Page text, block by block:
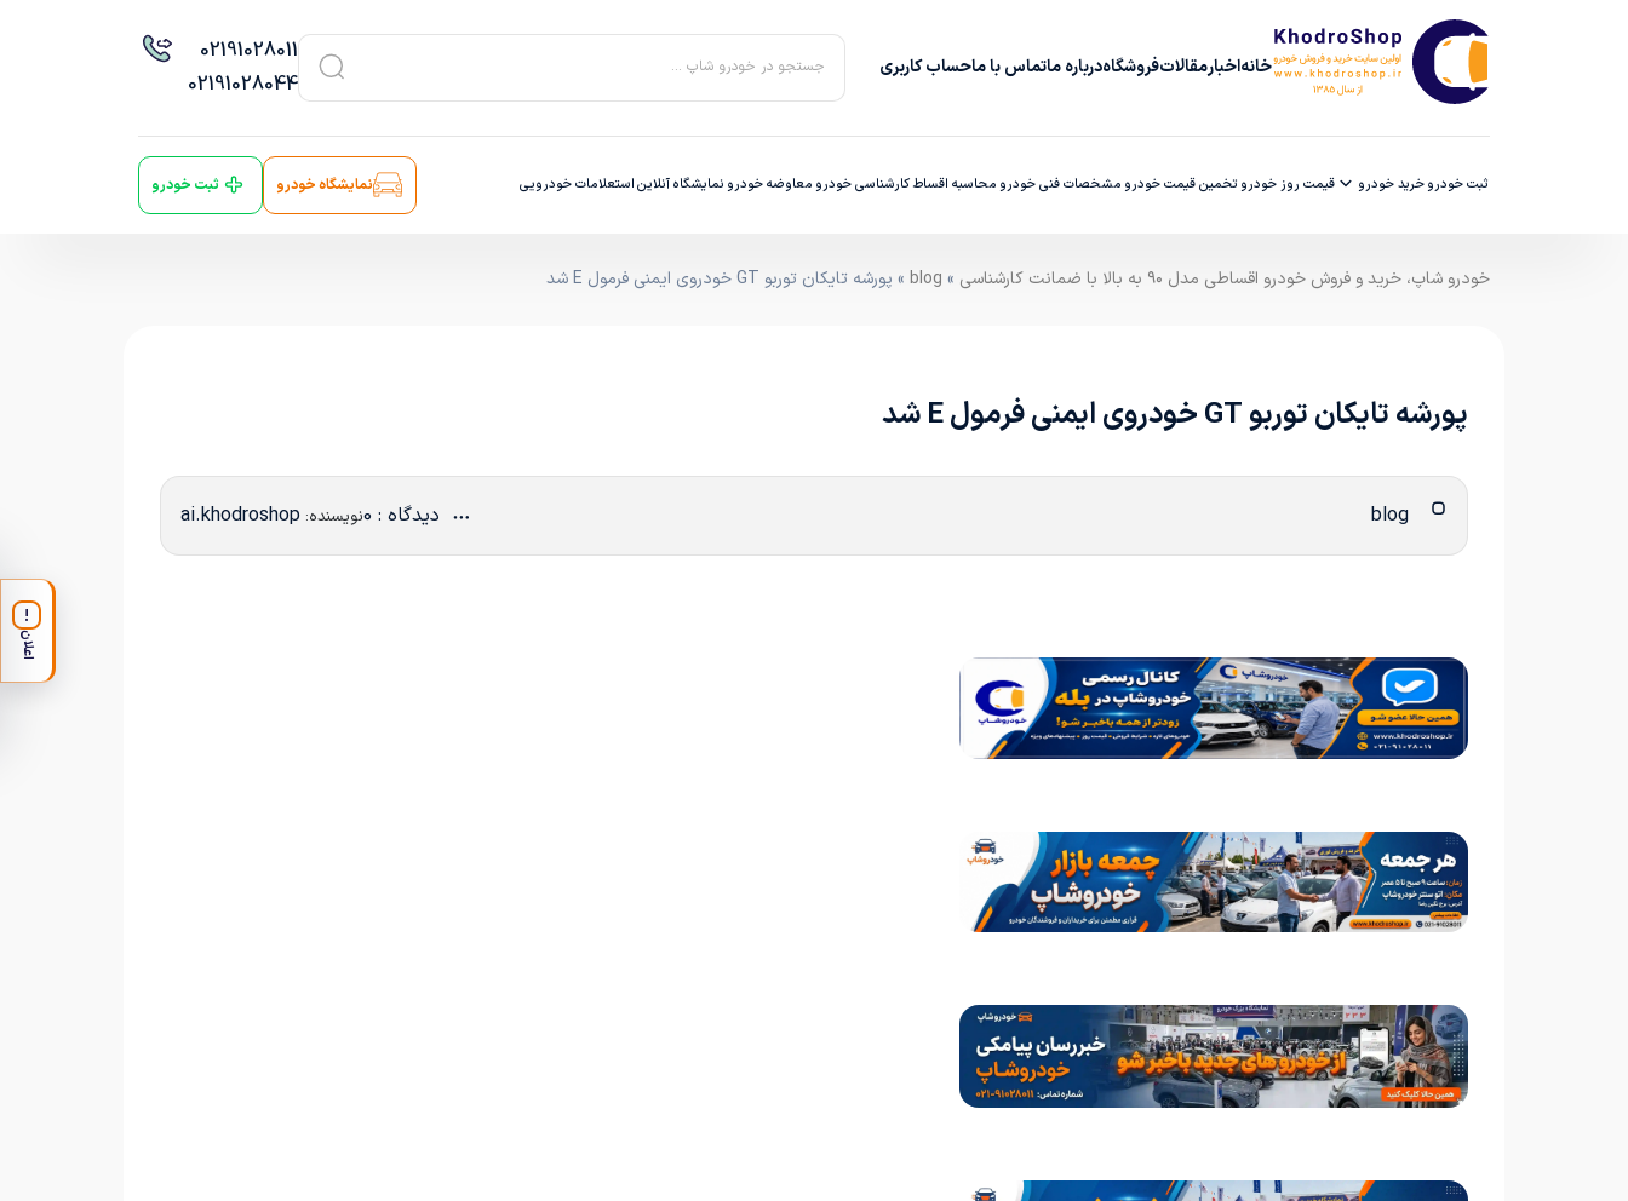
خانهاخبارمقالاتفروشگاهدرباره‌ ماتماس با ماحساب کاربری جستجو در خودرو شاپ ...
02191028011
02191028044
ثبت خودروخرید خودرو قیمت روز خودرو تخمین قیمت خودرو مشخصات فنی خودرو محاسبه اقساطکارشناسی خودرو معاوضه خودرو نمایشگاه آنلایناستعلامات خودرویی نمایشگاه خودرو ثبت خودرو
خودرو شاپ، خرید و فروش خودرو اقساطی مدل ۹۰ به بالا با ضمانت کارشناسی »
blog » پورشه تایکان توربو GT خودروی ایمنی فرمول E شد
پورشه تایکان توربو GT خودروی ایمنی فرمول E شد
دیدگاه : 0 نویسنده: ai.khodroshop
!
اعلان